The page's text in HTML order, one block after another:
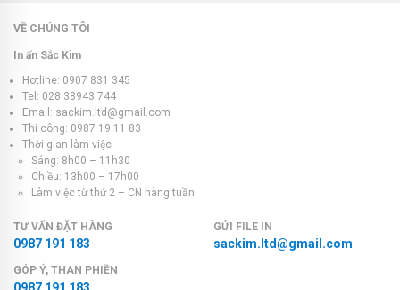
VỀ CHÚNG TÔI
In ấn Sắc Kim
Hotline: 0907 831 345
Tel: 028 38943 744
Email: sackim.ltd@gmail.com
Thi công: 0987 19 11 83
Thời gian làm việc
Sáng: 8h00 – 11h30
Chiều: 13h00 – 17h00
Làm việc từ thứ 2 – CN hàng tuần
TƯ VẤN ĐẶT HÀNG
0987 191 183
GỬI FILE IN
sackim.ltd@gmail.com
GÓP Ý, THAN PHIỀN